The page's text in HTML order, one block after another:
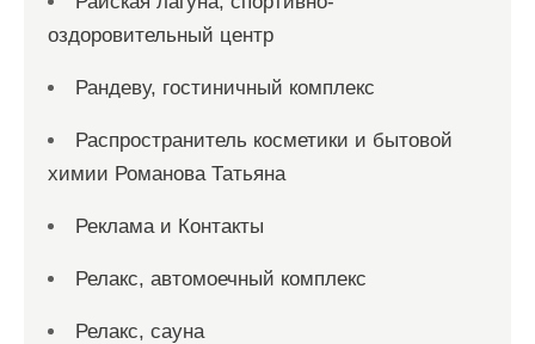
оздоровительный центр
Рандеву, гостиничный комплекс
Распространитель косметики и бытовой
химии Романова Татьяна
Реклама и Контакты
Релакс, автомоечный комплекс
Релакс, сауна